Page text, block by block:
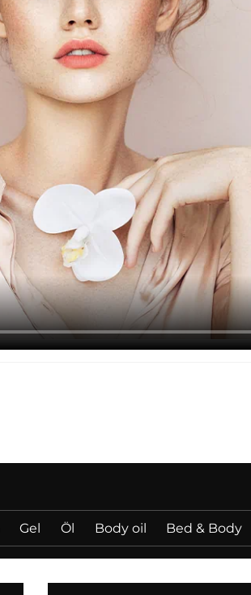
Gel Öl Body oil Bed & Body